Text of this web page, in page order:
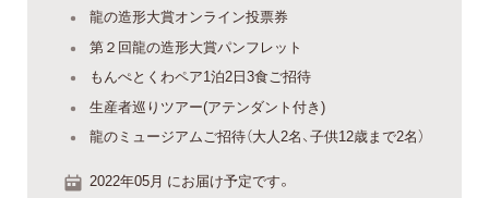
龍の造形大賞オンライン投票券
第２回龍の造形大賞パンフレット
もんぺとくわペア1泊2日3食ご招待
生産者巡りツアー(アテンダント付き)
龍のミュージアムご招待（大人2名、子供12歳まで2名）
2022年05月 にお届け予定です。